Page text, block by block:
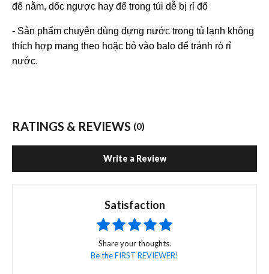
để nằm, dốc ngược hay để trong túi dễ bị rỉ đổ
- Sản phẩm chuyên dùng đựng nước trong tủ lạnh không
thích hợp mang theo hoặc bỏ vào balo để tránh rò rỉ
nước.
RATINGS & REVIEWS (0)
Write a Review
Satisfaction
Share your thoughts.
Be the FIRST REVIEWER!